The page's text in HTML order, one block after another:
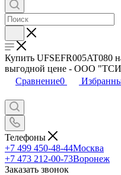
Купить UFSEFR005AT080
выгодной цене - ООО
Сравнение0
Телефоны
+7 499 450-48-44Москва
+7 473 212-00-73Воронеж
Заказать звонок